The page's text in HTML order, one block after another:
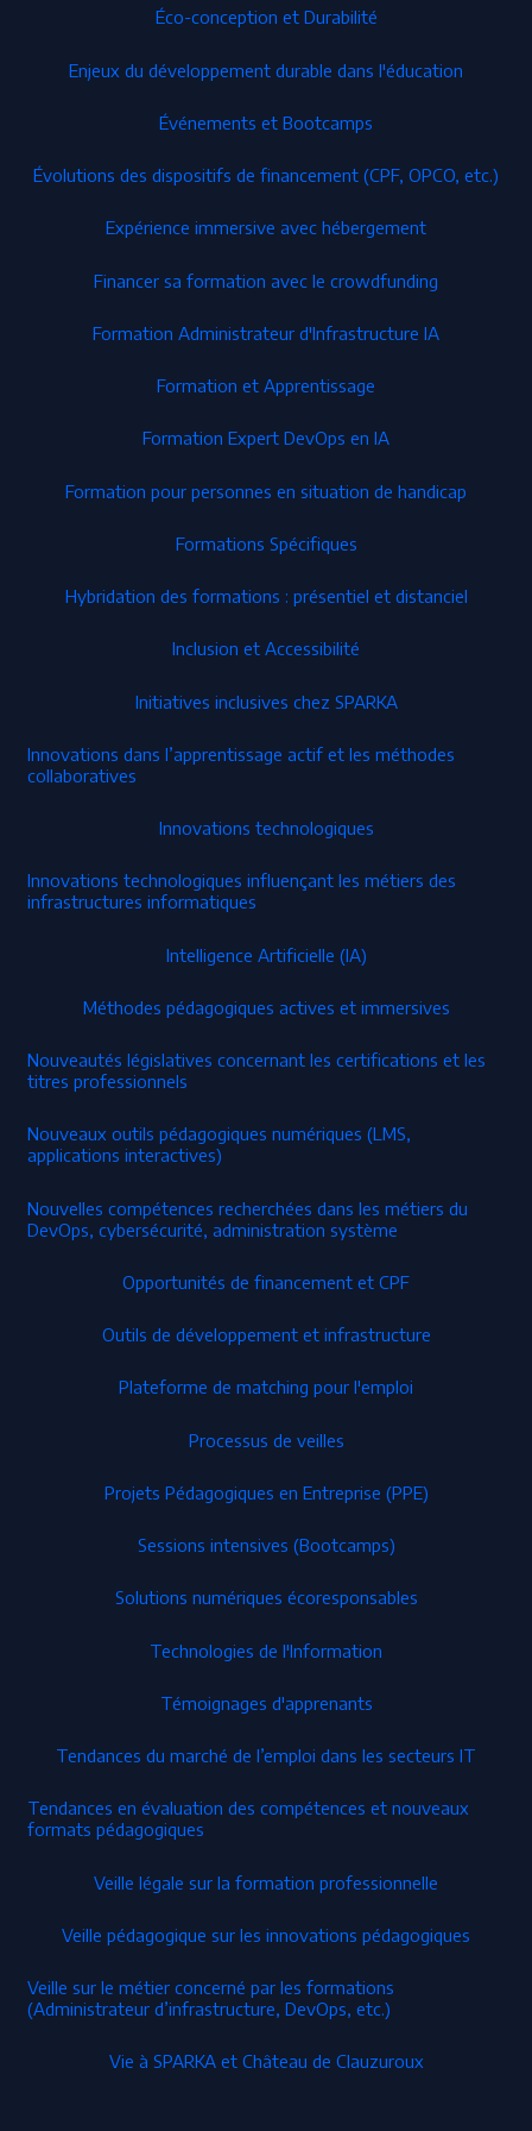
Éco-conception et Durabilité
Enjeux du développement durable dans l'éducation
Événements et Bootcamps
Évolutions des dispositifs de financement (CPF, OPCO, etc.)
Expérience immersive avec hébergement
Financer sa formation avec le crowdfunding
Formation Administrateur d'Infrastructure IA
Formation et Apprentissage
Formation Expert DevOps en IA
Formation pour personnes en situation de handicap
Formations Spécifiques
Hybridation des formations : présentiel et distanciel
Inclusion et Accessibilité
Initiatives inclusives chez SPARKA
Innovations dans l’apprentissage actif et les méthodes
collaboratives
Innovations technologiques
Innovations technologiques influençant les métiers des
infrastructures informatiques
Intelligence Artificielle (IA)
Méthodes pédagogiques actives et immersives
Nouveautés législatives concernant les certifications et les
titres professionnels
Nouveaux outils pédagogiques numériques (LMS,
applications interactives)
Nouvelles compétences recherchées dans les métiers du
DevOps, cybersécurité, administration système
Opportunités de financement et CPF
Outils de développement et infrastructure
Plateforme de matching pour l'emploi
Processus de veilles
Projets Pédagogiques en Entreprise (PPE)
Sessions intensives (Bootcamps)
Solutions numériques écoresponsables
Technologies de l'Information
Témoignages d'apprenants
Tendances du marché de l’emploi dans les secteurs IT
Tendances en évaluation des compétences et nouveaux
formats pédagogiques
Veille légale sur la formation professionnelle
Veille pédagogique sur les innovations pédagogiques
Veille sur le métier concerné par les formations
(Administrateur d’infrastructure, DevOps, etc.)
Vie à SPARKA et Château de Clauzuroux